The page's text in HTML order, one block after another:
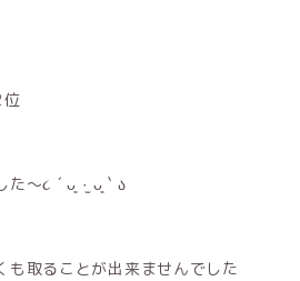
位
た〜૮ ´ ᴗ͈ ·̫ ᴗ͈ ` ა
も取ることが出来ませんでした